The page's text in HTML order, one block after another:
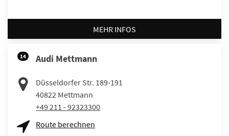
MEHR INFOS
14 Audi Mettmann
Düsseldorfer Str. 189-191
40822 Mettmann
+49 211 - 92323300
Route berechnen